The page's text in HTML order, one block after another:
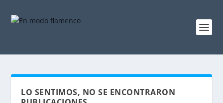
LO SENTIMOS, NO SE ENCONTRARON